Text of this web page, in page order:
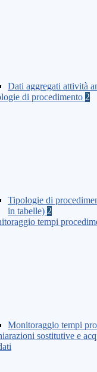
Dati aggregati attività
di procedimento 2
Tipologie di
in tabelle) 2
tempi
Monitoraggio tempi
sostitutive e